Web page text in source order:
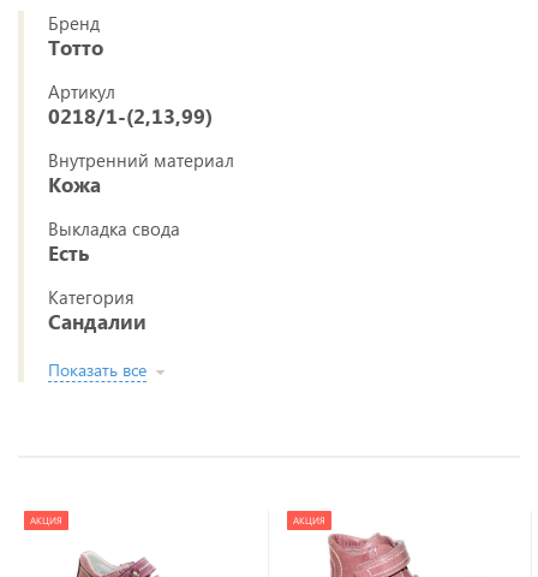
Бренд
Тотто
Артикул
0218/1-(2,13,99)
Внутренний материал
Кожа
Выкладка свода
Есть
Категория
Сандалии
Показать все
АКЦИЯ АКЦИЯ